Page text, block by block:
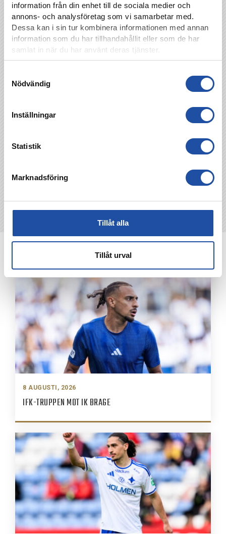
information från din enhet till de sociala medier och
annons- och analysföretag som vi samarbetar med.
Dessa kan i sin tur kombinera informationen med annan
information som du har tillhandahållit eller som de har
samlat in när du har använt deras tjänster.
Nödvändig
Inställningar
Statistik
Marknadsföring
Tillåt alla
Tillåt urval
Jimmy Åkesson
jimmy.a.akesson@gmail.com
Foto
Lasse Jansson
8 AUGUSTI, 2026
IFK-TRUPPEN MOT IK BRAGE